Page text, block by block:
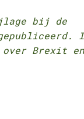
bij de
Brexit